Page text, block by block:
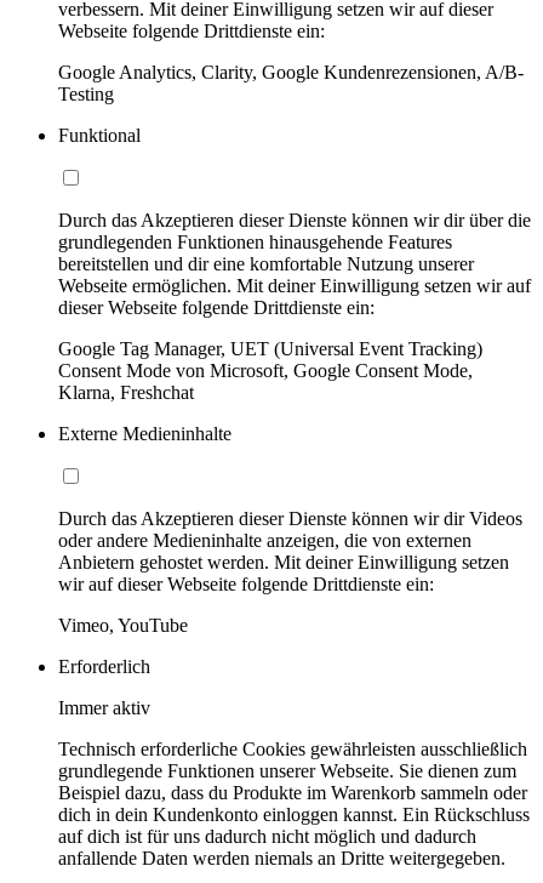
verbessern. Mit deiner Einwilligung setzen wir auf dieser
Webseite folgende Drittdienste ein:
Google Analytics, Clarity, Google Kundenrezensionen, A/B-
Testing
Funktional
Durch das Akzeptieren dieser Dienste können wir dir über die
grundlegenden Funktionen hinausgehende Features
bereitstellen und dir eine komfortable Nutzung unserer
Webseite ermöglichen. Mit deiner Einwilligung setzen wir auf
dieser Webseite folgende Drittdienste ein:
Google Tag Manager, UET (Universal Event Tracking)
Consent Mode von Microsoft, Google Consent Mode,
Klarna, Freshchat
Externe Medieninhalte
Durch das Akzeptieren dieser Dienste können wir dir Videos
oder andere Medieninhalte anzeigen, die von externen
Anbietern gehostet werden. Mit deiner Einwilligung setzen
wir auf dieser Webseite folgende Drittdienste ein:
Vimeo, YouTube
Erforderlich
Immer aktiv
Technisch erforderliche Cookies gewährleisten ausschließlich
grundlegende Funktionen unserer Webseite. Sie dienen zum
Beispiel dazu, dass du Produkte im Warenkorb sammeln oder
dich in dein Kundenkonto einloggen kannst. Ein Rückschluss
auf dich ist für uns dadurch nicht möglich und dadurch
anfallende Daten werden niemals an Dritte weitergegeben.